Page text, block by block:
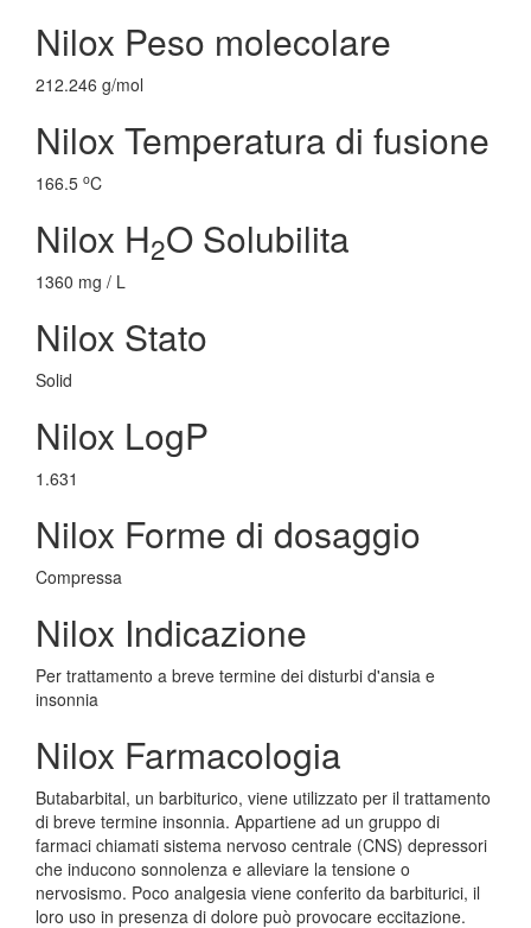
Nilox Peso molecolare
212.246 g/mol
Nilox Temperatura di fusione
166.5 oC
Nilox H2O Solubilita
1360 mg / L
Nilox Stato
Solid
Nilox LogP
1.631
Nilox Forme di dosaggio
Compressa
Nilox Indicazione
Per trattamento a breve termine dei disturbi d'ansia e
insonnia
Nilox Farmacologia
Butabarbital, un barbiturico, viene utilizzato per il trattamento
di breve termine insonnia. Appartiene ad un gruppo di
farmaci chiamati sistema nervoso centrale (CNS) depressori
che inducono sonnolenza e alleviare la tensione o
nervosismo. Poco analgesia viene conferito da barbiturici, il
loro uso in presenza di dolore può provocare eccitazione.